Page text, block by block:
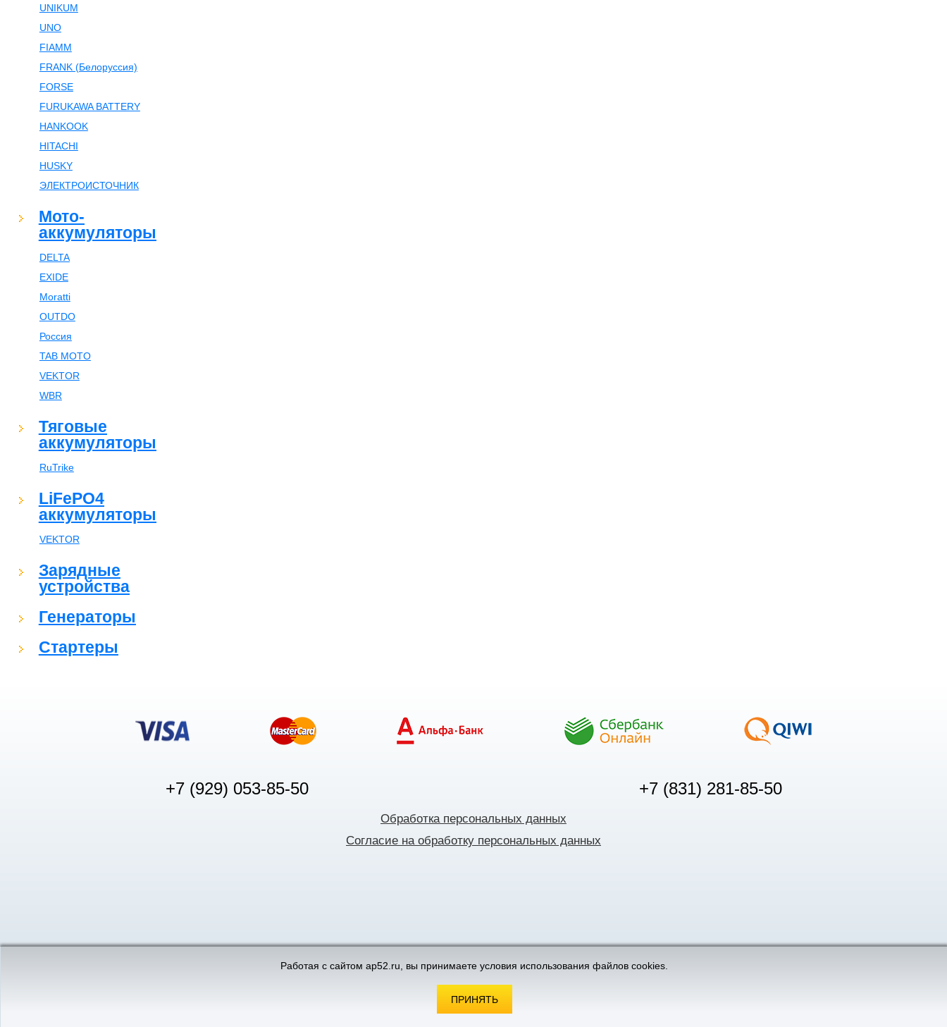
UNIKUM
UNO
FIAMM
FRANK (Белоруссия)
FORSE
FURUKAWA BATTERY
HANKOOK
HITACHI
HUSKY
ЭЛЕКТРОИСТОЧНИК
Мото-
аккумуляторы
DELTA
EXIDE
Moratti
OUTDO
Россия
TAB MOTO
VEKTOR
WBR
Тяговые
аккумуляторы
RuTrike
LiFePO4
аккумуляторы
VEKTOR
Зарядные
устройства
Генераторы
Стартеры
+7 (929) 053-85-50 +7 (831) 281-85-50
Обработка персональных данных
Согласие на обработку персональных данных
Работая с сайтом ap52.ru, вы принимаете условия использования файлов cookies.
ПРИНЯТЬ